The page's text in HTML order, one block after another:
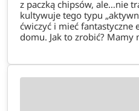
z paczką chipsów, ale…nie
kultywuje tego typu
ćwiczyć i mieć fantastyczne
domu. Jak to zrobić? Mamy